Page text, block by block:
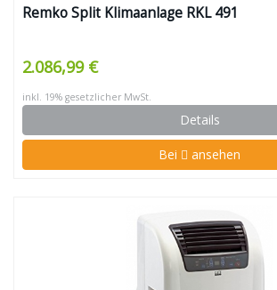
Remko Split Klimaanlage RKL 491
2.086,99 €
inkl. 19% gesetzlicher MwSt.
Details
Bei ansehen